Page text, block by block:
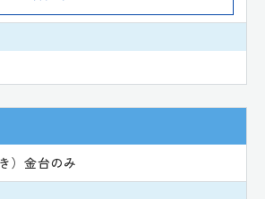
）金台のみ